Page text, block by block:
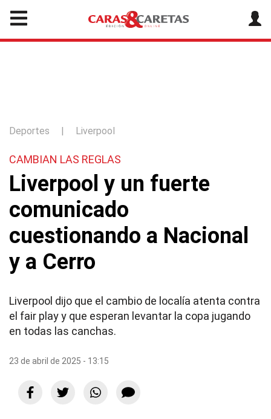
Deportes | Liverpool
CAMBIAN LAS REGLAS
Liverpool y un fuerte
comunicado
cuestionando a Nacional
y a Cerro
Liverpool dijo que el cambio de localía atenta contra
el fair play y que esperan levantar la copa jugando
en todas las canchas.
23 de abril de 2025 - 13:15